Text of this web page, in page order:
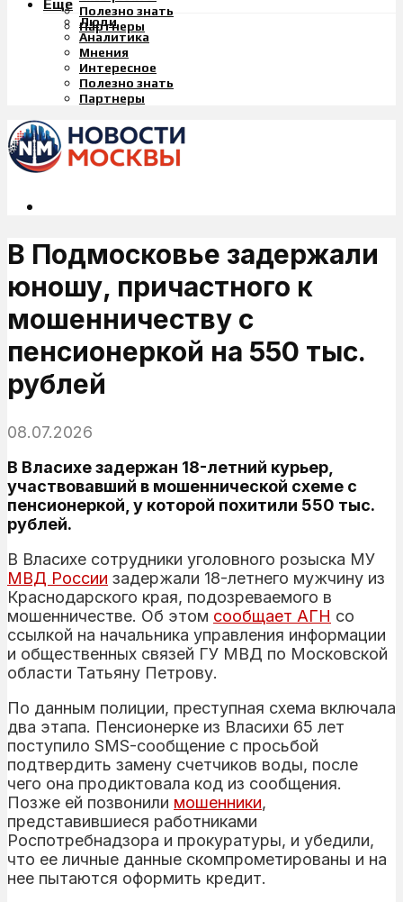
Полезно знать
Партнеры
Еще
Люди
Аналитика
Мнения
Интересное
Полезно знать
Партнеры
В Подмосковье задержали
юношу, причастного к
мошенничеству с
пенсионеркой на 550 тыс.
рублей
08.07.2026
В Власихе задержан 18-летний курьер,
участвовавший в мошеннической схеме с
пенсионеркой, у которой похитили 550 тыс.
рублей.
В Власихе сотрудники уголовного розыска МУ
МВД России задержали 18-летнего мужчину из
Краснодарского края, подозреваемого в
мошенничестве. Об этом сообщает АГН со
ссылкой на начальника управления информации
и общественных связей ГУ МВД по Московской
области Татьяну Петрову.
По данным полиции, преступная схема включала
два этапа. Пенсионерке из Власихи 65 лет
поступило SMS-сообщение с просьбой
подтвердить замену счетчиков воды, после
чего она продиктовала код из сообщения.
Позже ей позвонили мошенники,
представившиеся работниками
Роспотребнадзора и прокуратуры, и убедили,
что ее личные данные скомпрометированы и на
нее пытаются оформить кредит.